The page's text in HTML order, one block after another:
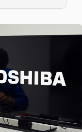
şişmesi en
Toshiba
Servis
adresinde firmware